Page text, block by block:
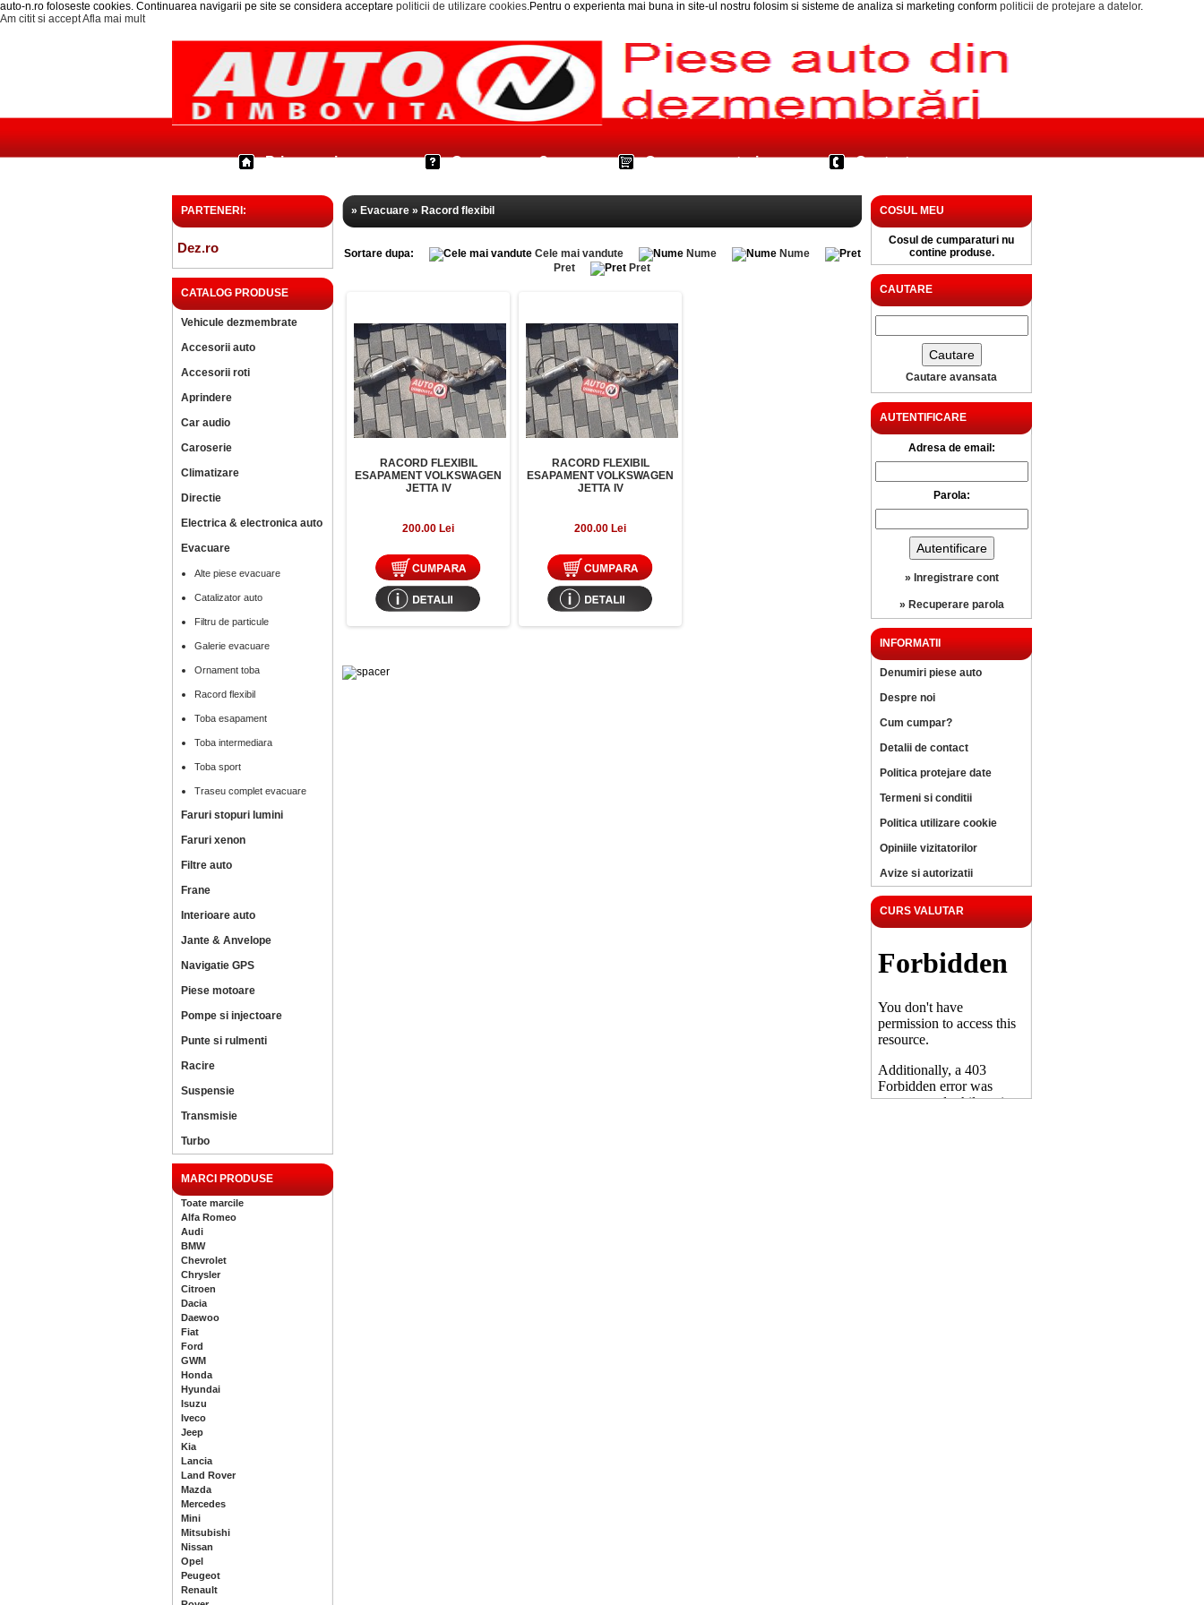
auto-n.ro foloseste cookies. Continuarea navigarii pe site se considera acceptare politicii de utilizare cookies.Pentru o experienta mai buna in site-ul nostru folosim si sisteme de analiza si marketing conform politicii de protejare a datelor.
Am citit si acceptAfla mai mult
Prima pagina Cum cumpar? Cos cumparaturi Contact
PARTENERI:
Dez.ro
CATALOG PRODUSE
Vehicule dezmembrate
Accesorii auto
Accesorii roti
Aprindere
Car audio
Caroserie
Climatizare
Directie
Electrica & electronica auto
Evacuare
Alte piese evacuare
Catalizator auto
Filtru de particule
Galerie evacuare
Ornament toba
Racord flexibil
Toba esapament
Toba intermediara
Toba sport
Traseu complet evacuare
Faruri stopuri lumini
Faruri xenon
Filtre auto
Frane
Interioare auto
Jante & Anvelope
Navigatie GPS
Piese motoare
Pompe si injectoare
Punte si rulmenti
Racire
Suspensie
Transmisie
Turbo
MARCI PRODUSE
Toate marcile
Alfa Romeo
Audi
BMW
Chevrolet
Chrysler
Citroen
Dacia
Daewoo
Fiat
Ford
GWM
Honda
Hyundai
Isuzu
Iveco
Jeep
Kia
Lancia
Land Rover
Mazda
Mercedes
Mini
Mitsubishi
Nissan
Opel
Peugeot
Renault
» Evacuare » Racord flexibil
Sortare dupa: Cele mai vandute Nume
Nume
Pret
Pret
RACORD FLEXIBIL
ESAPAMENT VOLKSWAGEN
JETTA IV
200.00 Lei
RACORD FLEXIBIL
ESAPAMENT VOLKSWAGEN
JETTA IV
200.00 Lei
COSUL MEU
Cosul de cumparaturi nu
contine produse.
CAUTARE
Cautare avansata
AUTENTIFICARE
Adresa de email:
Parola:
» Inregistrare cont
» Recuperare parola
INFORMATII
Denumiri piese auto
Despre noi
Cum cumpar?
Detalii de contact
Politica protejare date
Termeni si conditii
Politica utilizare cookie
Opiniile vizitatorilor
Avize si autorizatii
CURS VALUTAR